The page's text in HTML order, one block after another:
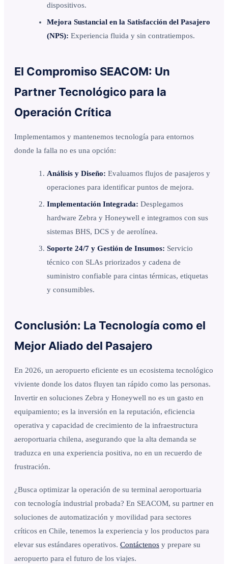
dispositivos.
Mejora Sustancial en la Satisfacción del Pasajero
(NPS): Experiencia fluida y sin contratiempos.
El Compromiso SEACOM: Un
Partner Tecnológico para la
Operación Crítica
Implementamos y mantenemos tecnología para entornos
donde la falla no es una opción:
Análisis y Diseño: Evaluamos flujos de pasajeros y
operaciones para identificar puntos de mejora.
Implementación Integrada: Desplegamos
hardware Zebra y Honeywell e integramos con sus
sistemas BHS, DCS y de aerolínea.
Soporte 24/7 y Gestión de Insumos: Servicio
técnico con SLAs priorizados y cadena de
suministro confiable para cintas térmicas, etiquetas
y consumibles.
Conclusión: La Tecnología como el
Mejor Aliado del Pasajero
En 2026, un aeropuerto eficiente es un ecosistema tecnológico
viviente donde los datos fluyen tan rápido como las personas.
Invertir en soluciones Zebra y Honeywell no es un gasto en
equipamiento; es la inversión en la reputación, eficiencia
operativa y capacidad de crecimiento de la infraestructura
aeroportuaria chilena, asegurando que la alta demanda se
traduzca en una experiencia positiva, no en un recuerdo de
frustración.
¿Busca optimizar la operación de su terminal aeroportuaria
con tecnología industrial probada? En SEACOM, su partner en
soluciones de automatización y movilidad para sectores
críticos en Chile, tenemos la experiencia y los productos para
elevar sus estándares operativos. Contáctenos y prepare su
aeropuerto para el futuro de los viajes.